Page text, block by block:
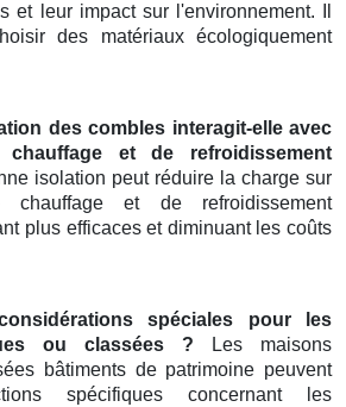
et leur impact sur l'environnement. Il
des matériaux écologiquement
des combles interagit-elle avec
et de refroidissement
isolation peut réduire la charge sur
et de refroidissement
plus efficaces et diminuant les coûts
spéciales pour les
ou classées ? Les maisons
bâtiments de patrimoine peuvent
spécifiques concernant les